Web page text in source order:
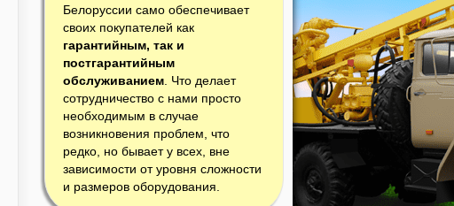
Белоруссии само обеспечивает
своих покупателей как
гарантийным, так и
постгарантийным
обслуживанием. Что делает
сотрудничество с нами просто
необходимым в случае
возникновения проблем, что
редко, но бывает у всех, вне
зависимости от уровня сложности
и размеров оборудования.